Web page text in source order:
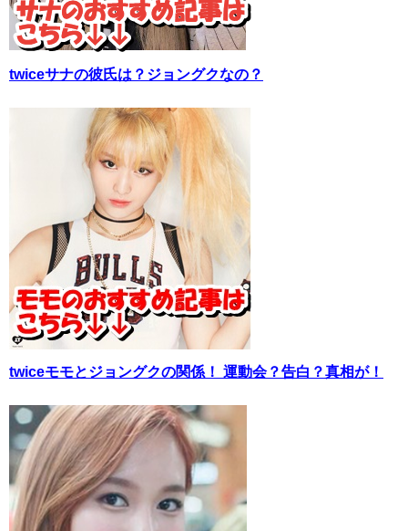
twiceサナの彼氏は？ジョングクなの？
twiceモモとジョングクの関係！ 運動会？告白？真相が！